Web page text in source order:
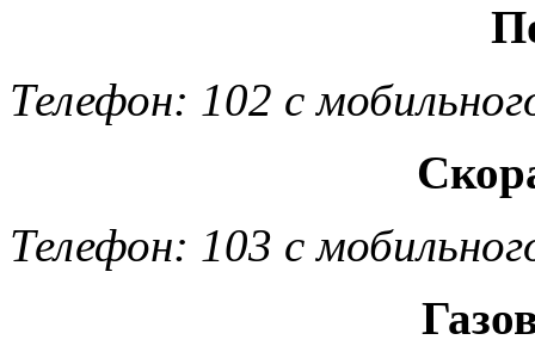
Телефон: 102 с
Телефон: 103 с